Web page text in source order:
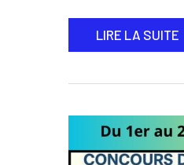
LIRE LA SUITE